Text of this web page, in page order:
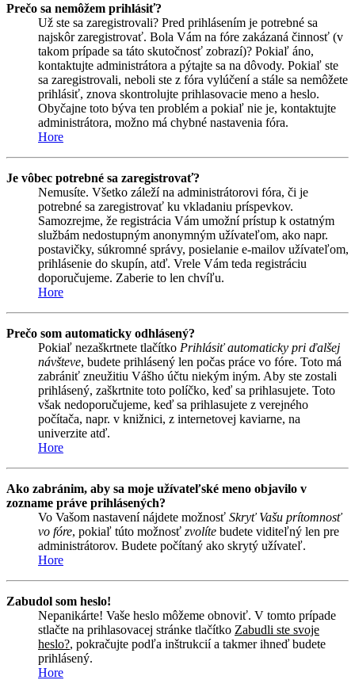
Prečo sa nemôžem prihlásiť?
Už ste sa zaregistrovali? Pred prihlásením je potrebné sa
najskôr zaregistrovať. Bola Vám na fóre zakázaná činnosť (v
takom prípade sa táto skutočnosť zobrazí)? Pokiaľ áno,
kontaktujte administrátora a pýtajte sa na dôvody. Pokiaľ ste
sa zaregistrovali, neboli ste z fóra vylúčení a stále sa nemôžete
prihlásiť, znova skontrolujte prihlasovacie meno a heslo.
Obyčajne toto býva ten problém a pokiaľ nie je, kontaktujte
administrátora, možno má chybné nastavenia fóra.
Hore
Je vôbec potrebné sa zaregistrovať?
Nemusíte. Všetko záleží na administrátorovi fóra, či je
potrebné sa zaregistrovať ku vkladaniu príspevkov.
Samozrejme, že registrácia Vám umožní prístup k ostatným
službám nedostupným anonymným užívateľom, ako napr.
postavičky, súkromné správy, posielanie e-mailov užívateľom,
prihlásenie do skupín, atď. Vrele Vám teda registráciu
doporučujeme. Zaberie to len chvíľu.
Hore
Prečo som automaticky odhlásený?
Pokiaľ nezaškrtnete tlačítko Prihlásiť automaticky pri ďalšej
návšteve, budete prihlásený len počas práce vo fóre. Toto má
zabrániť zneužitiu Vášho účtu niekým iným. Aby ste zostali
prihlásený, zaškrtnite toto políčko, keď sa prihlasujete. Toto
však nedoporučujeme, keď sa prihlasujete z verejného
počítača, napr. v knižnici, z internetovej kaviarne, na
univerzite atď.
Hore
Ako zabránim, aby sa moje užívateľské meno objavilo v
zozname práve prihlásených?
Vo Vašom nastavení nájdete možnosť Skryť Vašu prítomnosť
vo fóre, pokiaľ túto možnosť zvolíte budete viditeľný len pre
administrátorov. Budete počítaný ako skrytý užívateľ.
Hore
Zabudol som heslo!
Nepanikárte! Vaše heslo môžeme obnoviť. V tomto prípade
stlačte na prihlasovacej stránke tlačítko Zabudli ste svoje
heslo?, pokračujte podľa inštrukcií a takmer ihneď budete
prihlásený.
Hore